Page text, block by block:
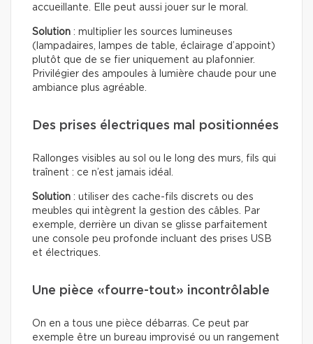
accueillante. Elle peut aussi jouer sur le moral.
Solution : multiplier les sources lumineuses
(lampadaires, lampes de table, éclairage d’appoint)
plutôt que de se fier uniquement au plafonnier.
Privilégier des ampoules à lumière chaude pour une
ambiance plus agréable.
Des prises électriques mal positionnées
Rallonges visibles au sol ou le long des murs, fils qui
traînent : ce n’est jamais idéal.
Solution : utiliser des cache-fils discrets ou des
meubles qui intègrent la gestion des câbles. Par
exemple, derrière un divan se glisse parfaitement
une console peu profonde incluant des prises USB
et électriques.
Une pièce «fourre-tout» incontrôlable
On en a tous une pièce débarras. Ce peut par
exemple être un bureau improvisé ou un rangement